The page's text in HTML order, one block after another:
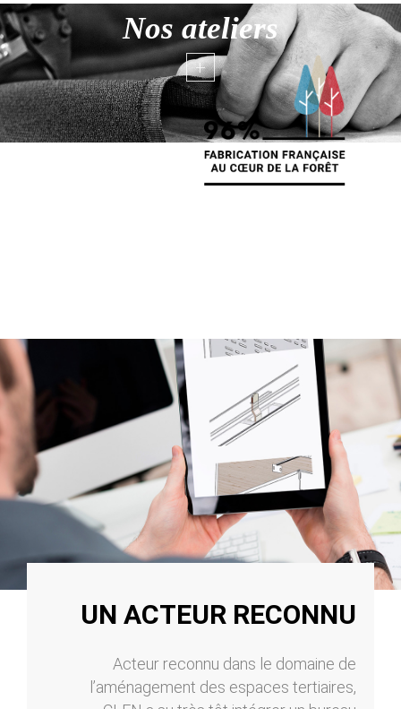
Nos ateliers
+
UN ACTEUR RECONNU
Acteur reconnu dans le domaine de
l’aménagement des espaces tertiaires,